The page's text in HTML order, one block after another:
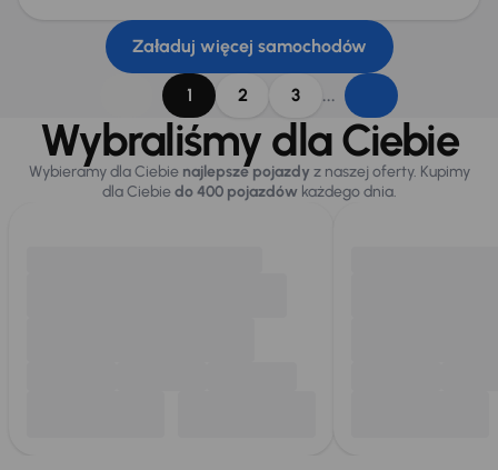
Załaduj więcej samochodów
1 2 3 ...
Wybraliśmy dla Ciebie
Wybieramy dla Ciebie najlepsze pojazdy z naszej oferty. Kupimy
dla Ciebiedo 400 pojazdówkażdego dnia.